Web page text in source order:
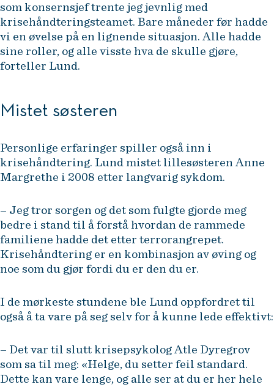
som konsernsjef trente jeg jevnlig med
krisehåndteringsteamet. Bare måneder før hadde
vi en øvelse på en lignende situasjon. Alle hadde
sine roller, og alle visste hva de skulle gjøre,
forteller Lund.
Mistet søsteren
Personlige erfaringer spiller også inn i
krisehåndtering. Lund mistet lillesøsteren Anne
Margrethe i 2008 etter langvarig sykdom.
– Jeg tror sorgen og det som fulgte gjorde meg
bedre i stand til å forstå hvordan de rammede
familiene hadde det etter terrorangrepet.
Krisehåndtering er en kombinasjon av øving og
noe som du gjør fordi du er den du er.
I de mørkeste stundene ble Lund oppfordret til
også å ta vare på seg selv for å kunne lede effektivt:
– Det var til slutt krisepsykolog Atle Dyregrov
som sa til meg: «Helge, du setter feil standard.
Dette kan vare lenge, og alle ser at du er her hele